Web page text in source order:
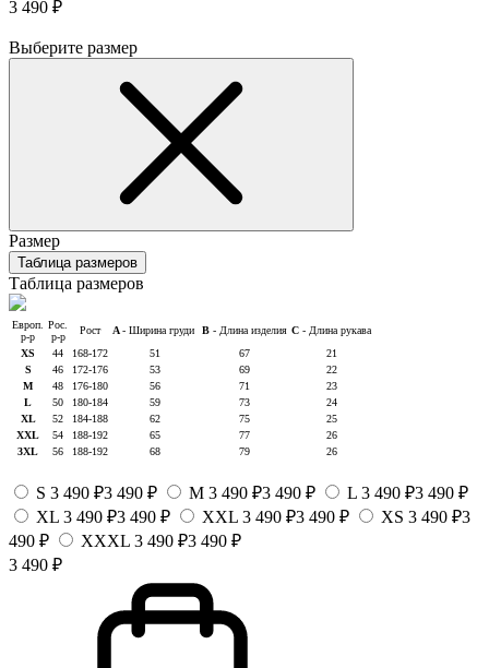
3 490 ₽
Выберите размер
Размер
Таблица размеров
Таблица размеров
Европ.
р-р
Рос.
р-р
Рост A - Ширина груди B - Длина изделия C - Длина рукава
XS
44 168-172 51 67
21
S
46 172-176 53 69
22
M
48 176-180 56 71
23
L
50 180-184 59 73
24
XL
52 184-188 62 75
25
XXL
54 188-192 65 77
26
3XL
56 188-192 68 79 26
S 3 490 ₽3 490 ₽ M 3 490 ₽3 490 ₽ L 3 490 ₽3 490 ₽
XL 3 490 ₽3 490 ₽ XXL 3 490 ₽3 490 ₽ XS 3 490 ₽3
490 ₽
XXXL 3 490 ₽3 490 ₽
3 490 ₽